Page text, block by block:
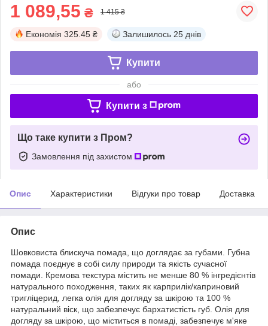
1 089,55 ₴ 1 415 ₴
Економія 325.45 ₴ Залишилось 25 днів
Купити
або
Купити з
Що таке купити з Пром?
Замовлення під захистом
Опис Характеристики Відгуки про товар Доставка
Опис
Шовковиста блискуча помада, що доглядає за губами. Губна
помада поєднує в собі силу природи та якість сучасної
помади. Кремова текстура містить не менше 80 % інгредієнтів
натурального походження, таких як карприлік/каприновий
тригліцерид, легка олія для догляду за шкірою та 100 %
натуральний віск, що забезпечує бархатистість губ. Олія для
догляду за шкірою, що міститься в помаді, забезпечує м'яке